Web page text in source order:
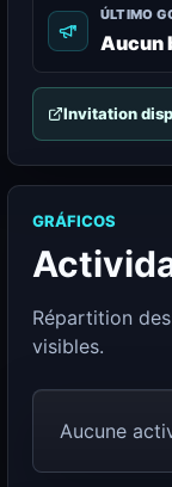
ÚLTIMO
Aucun
Invitation
GRÁFICOS
Répartition
visibles.
Aucune